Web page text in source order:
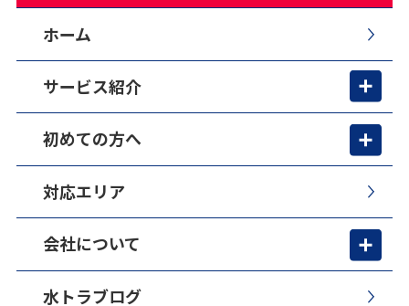
ホーム
サービス紹介
初めての方へ
対応エリア
会社について
水トラブログ